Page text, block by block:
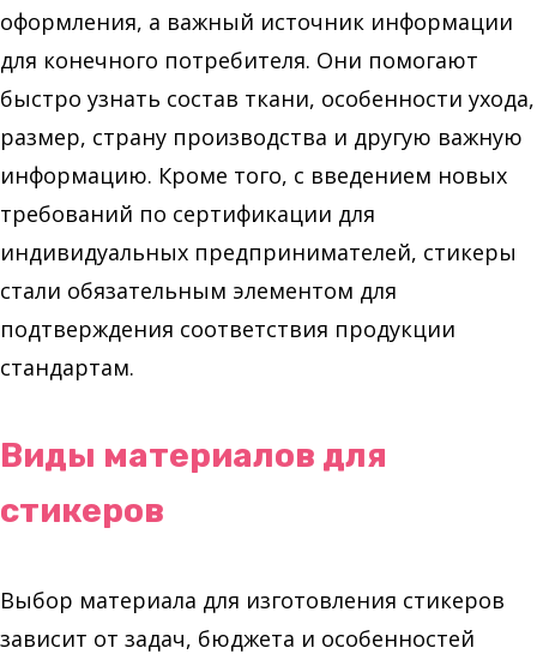
оформления, а важный источник информации
для конечного потребителя. Они помогают
быстро узнать состав ткани, особенности ухода,
размер, страну производства и другую важную
информацию. Кроме того, с введением новых
требований по сертификации для
индивидуальных предпринимателей, стикеры
стали обязательным элементом для
подтверждения соответствия продукции
стандартам.
Виды материалов для
стикеров
Выбор материала для изготовления стикеров
зависит от задач, бюджета и особенностей